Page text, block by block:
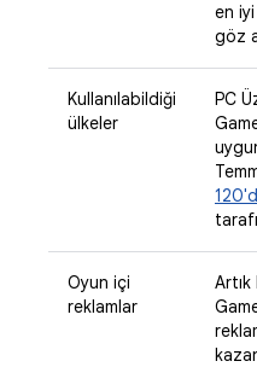
en
göz
Kullanılabildiği
ülkeler
PC
Oyun içi
reklamlar